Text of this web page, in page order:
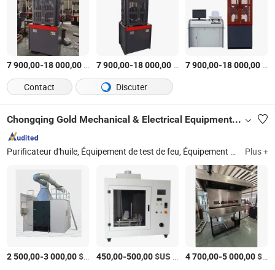
7 900,00-18 000,00 /Pièce
7 900,00-18 000,00$US /Pièce
7 900,00-18 000,00
Contact
Discuter
Chongqing Gold Mechanical & Electrical Equipment Co., Ltd.
Purificateur d'huile, Équipement de test de feu, Équipement de test de produits pétroliers, Équipement de test électrique, Ensemble de test de transformateur, Kit de test d'huile, Test de retardateur de flamme, Calorimètre conique, Testeur de BDV, Testeur de point d'éclair Plus +
2 500,00-3 000,00$US /Pièce
450,00-500,00$US/Pièce 4 700,00-5 000,00$US